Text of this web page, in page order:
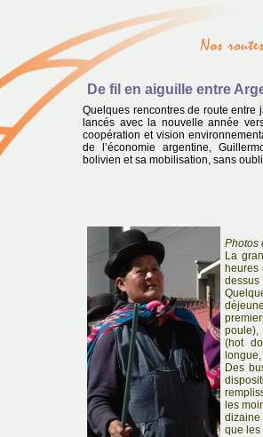
De fil en aiguille entre
Quelques rencontres de route
lancés avec la nouvelle année
coopération et vision
de l’économie argentine,
bolivien et sa mobilisation, sans
Photos
La
(hot
Des
les
dizaine
que les